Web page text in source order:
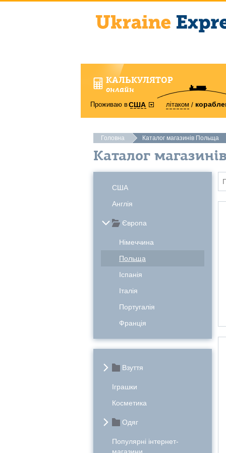
КАЛЬКУЛЯТОР
онлайн
Проживаю вСША літаком
Головна Каталог магазинів Польща
Каталог
США
Англія
Європа
Німеччина
Польща
Іспанія
Італія
Португалія
Франція
Взуття
Іграшки
Косметика
Одяг
Популярні інтернет-